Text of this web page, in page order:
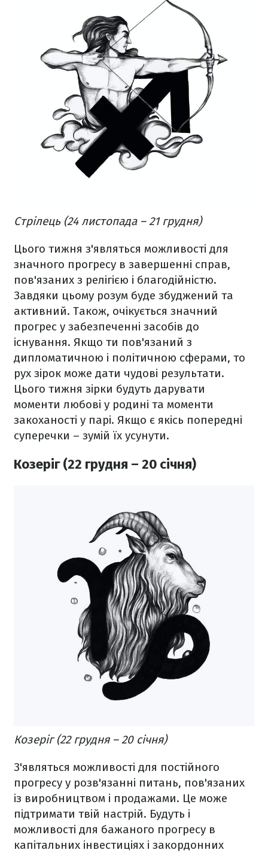
Стрілець (24 листопада – 21 грудня)
Цього тижня з'являться можливості для
значного прогресу в завершенні справ,
пов'язаних з релігією і благодійністю.
Завдяки цьому розум буде збуджений та
активний. Також, очікується значний
прогрес у забезпеченні засобів до
існування. Якщо ти пов'язаний з
дипломатичною і політичною сферами, то
рух зірок може дати чудові результати.
Цього тижня зірки будуть дарувати
моменти любові у родині та моменти
закоханості у парі. Якщо є якісь попередні
суперечки – зумій їх усунути.
Козеріг (22 грудня – 20 січня)
Козеріг (22 грудня – 20 січня)
З'являться можливості для постійного
прогресу у розв'язанні питань, пов'язаних
із виробництвом і продажами. Це може
підтримати твій настрій. Будуть і
можливості для бажаного прогресу в
капітальних інвестиціях і закордонних